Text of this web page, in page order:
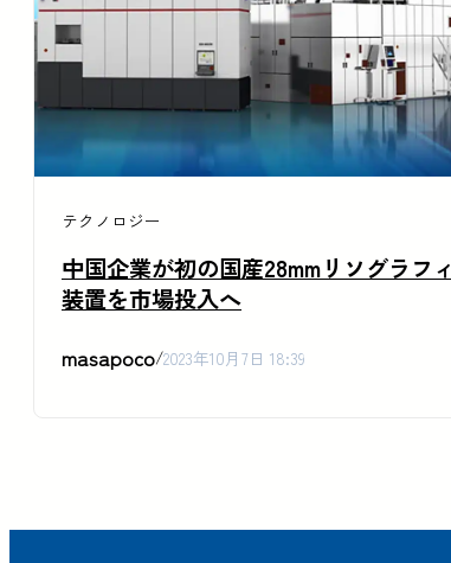
テクノロジー
中国企業が初の国産28mmリソグラフィ
装置を市場投入へ
masapoco/2023年10月7日 18:39